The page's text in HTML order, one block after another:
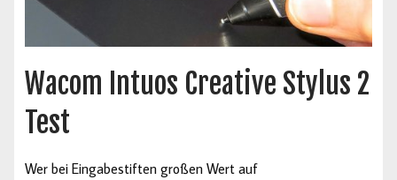
Wacom Intuos Creative Stylus 2
Test
Wer bei Eingabestiften großen Wert auf